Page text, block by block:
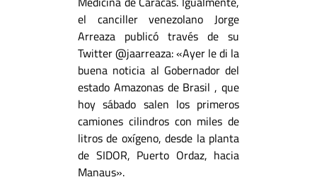
el canciller venezolano Jorge
Arreaza publicó través de su
Twitter @jaarreaza: «Ayer le di la
buena noticia al Gobernador del
estado Amazonas de Brasil, que
hoy sábado salen los primeros
camiones cilindros con miles de
litros de oxígeno, desde la planta
de SIDOR, Puerto Ordaz, hacia
Manaus».